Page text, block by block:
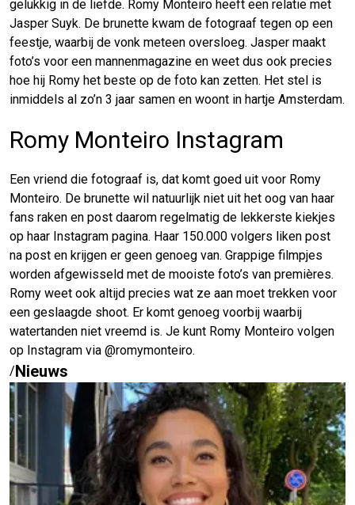
gelukkig in de liefde. Romy Monteiro heeft een relatie met
Jasper Suyk. De brunette kwam de fotograaf tegen op een
feestje, waarbij de vonk meteen oversloeg. Jasper maakt
foto’s voor een mannenmagazine en weet dus ook precies
hoe hij Romy het beste op de foto kan zetten. Het stel is
inmiddels al zo’n 3 jaar samen en woont in hartje Amsterdam.
Romy Monteiro Instagram
Een vriend die fotograaf is, dat komt goed uit voor Romy
Monteiro. De brunette wil natuurlijk niet uit het oog van haar
fans raken en post daarom regelmatig de lekkerste kiekjes
op haar Instagram pagina. Haar 150.000 volgers liken post
na post en krijgen er geen genoeg van. Grappige filmpjes
worden afgewisseld met de mooiste foto’s van premières.
Romy weet ook altijd precies wat ze aan moet trekken voor
een geslaagde shoot. Er komt genoeg voorbij waarbij
watertanden niet vreemd is. Je kunt Romy Monteiro volgen
op Instagram via @romymonteiro.
/Nieuws